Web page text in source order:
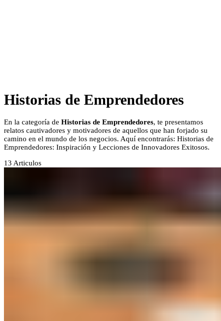
Historias de Emprendedores
En la categoría de Historias de Emprendedores, te presentamos
relatos cautivadores y motivadores de aquellos que han forjado su
camino en el mundo de los negocios. Aquí encontrarás: Historias de
Emprendedores: Inspiración y Lecciones de Innovadores Exitosos.
13 Articulos